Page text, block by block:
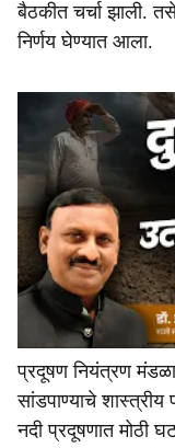
बैठकीत चर्चा झाली.
निर्णय घेण्यात आला.
प्रदूषण नियंत्रण
सांडपाण्याचे
नदी प्रदूषणात मोठी